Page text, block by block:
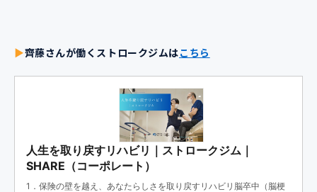
▶齊藤さんが働くストロークジムはこちら
人生を取り戻すリハビリ｜ストロークジム｜
SHARE（コーポレート）
1．保険の壁を越え、あなたらしさを取り戻すリハビリ脳卒中（脳梗